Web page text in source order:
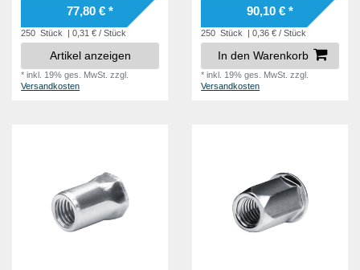
Einnietmuttern - GO-NUT
77,80 € *
250 Stück | 0,31 € / Stück
Artikel anzeigen
*inkl. 19% ges. MwSt. zzgl.
Versandkosten
Einnietmuttern - GO-NUT
90,10 € *
250 Stück | 0,36 € / Stück
In den Warenkorb
*inkl. 19% ges. MwSt. zzgl.
Versandkosten